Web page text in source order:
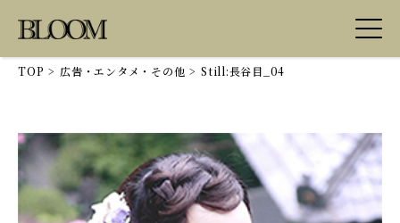
TOP > 広告・エンタメ・その他 > Still:長谷目_04